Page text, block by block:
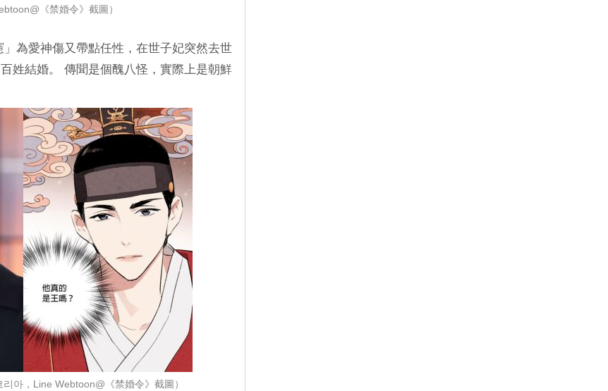
《禁婚令》截圖）
為愛神傷又帶點任性，在世子妃突然去世
姓結婚。 傳聞是個醜八怪，實際上是朝鮮
아，Line Webtoon@《禁婚令》截圖）